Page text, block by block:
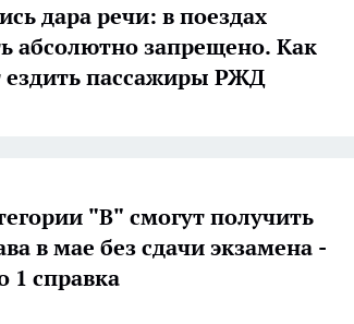
дара речи: в поездах
абсолютно запрещено. Как
ездить пассажиры РЖД
"В" смогут получить
в мае без сдачи экзамена -
1 справка